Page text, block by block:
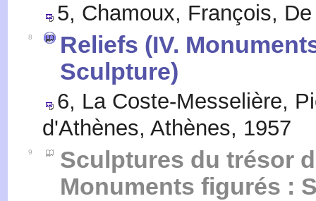
5, Chamoux, François,
8
Reliefs (IV.
Sculpture)
6, La Coste-Messelière,
d'Athènes, Athènes, 1957
9
Sculptures du trésor
Monuments figurés :